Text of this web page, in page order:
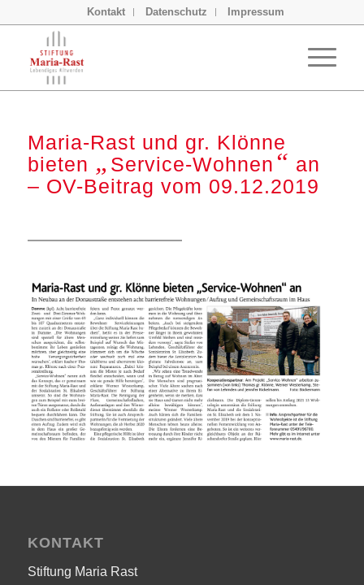
Kontakt Datenschutz Impressum
Maria-Rast und gr. Klönne
bieten „ Service-Wohnen “ an
– OV-Beitrag vom 09.12.2019
KONTAKT
Stiftung Maria Rast